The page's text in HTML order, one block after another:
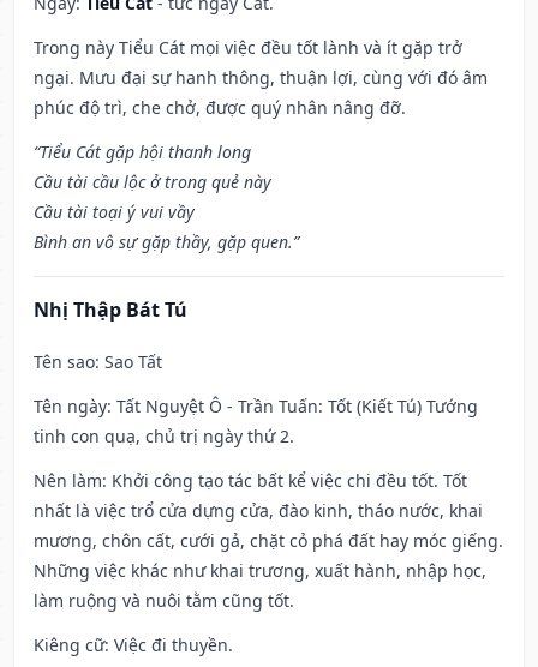
Trong này Tiểu Cát mọi việc đều tốt lành và ít gặp trở
ngại. Mưu đại sự hanh thông, thuận lợi, cùng với đó âm
phúc độ trì, che chở, được quý nhân nâng đỡ.
“Tiểu Cát gặp hội thanh long
Cầu tài cầu lộc ở trong quẻ này
Cầu tài toại ý vui vầy
Bình an vô sự gặp thầy, gặp quen.”
Nhị Thập Bát Tú
Tên sao: Sao Tất
Tên ngày: Tất Nguyệt Ô - Trần Tuấn: Tốt (Kiết Tú) Tướng
tinh con quạ, chủ trị ngày thứ 2.
Nên làm: Khởi công tạo tác bất kể việc chi đều tốt. Tốt
nhất là việc trổ cửa dựng cửa, đào kinh, tháo nước, khai
mương, chôn cất, cưới gả, chặt cỏ phá đất hay móc giếng.
Những việc khác như khai trương, xuất hành, nhập học,
làm ruộng và nuôi tằm cũng tốt.
Kiêng cữ: Việc đi thuyền.